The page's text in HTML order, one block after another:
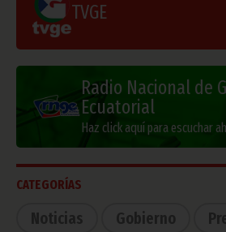
TVGE
Radio Nacional de
Ecuatorial
Haz click aquí para escuchar
CATEGORÍAS
Noticias Gobierno